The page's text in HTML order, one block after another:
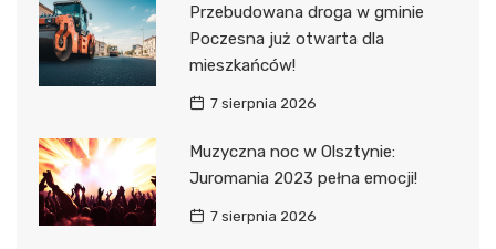
Przebudowana droga w gminie
Poczesna już otwarta dla
mieszkańców!
7 sierpnia 2026
Muzyczna noc w Olsztynie:
Juromania 2023 pełna emocji!
7 sierpnia 2026